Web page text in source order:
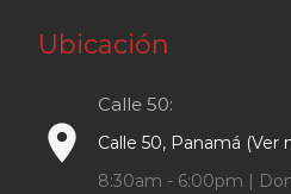
Ubicación
place
Calle 50:
Calle 50, Panamá (Ver
8:30am - 6:00pm |